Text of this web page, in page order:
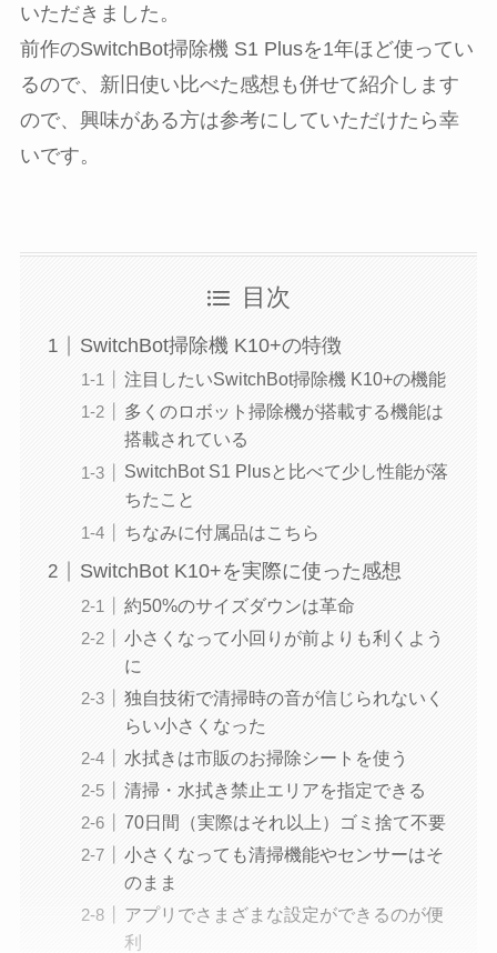
いただきました。
前作のSwitchBot掃除機 S1 Plusを1年ほど使ってい
るので、新旧使い比べた感想も併せて紹介します
ので、興味がある方は参考にしていただけたら幸
いです。
目次
SwitchBot掃除機 K10+の特徴
注目したいSwitchBot掃除機 K10+の機能
多くのロボット掃除機が搭載する機能は
搭載されている
SwitchBot S1 Plusと比べて少し性能が落
ちたこと
ちなみに付属品はこちら
SwitchBot K10+を実際に使った感想
約50%のサイズダウンは革命
小さくなって小回りが前よりも利くよう
に
独自技術で清掃時の音が信じられないく
らい小さくなった
水拭きは市販のお掃除シートを使う
清掃・水拭き禁止エリアを指定できる
70日間（実際はそれ以上）ゴミ捨て不要
小さくなっても清掃機能やセンサーはそ
のまま
アプリでさまざまな設定ができるのが便
利